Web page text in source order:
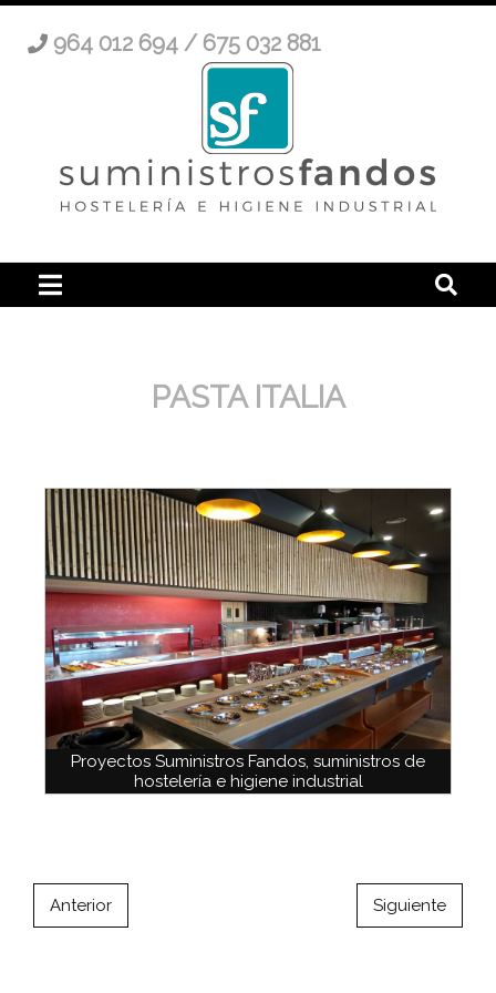
964 012 694 / 675 032 881
PASTA ITALIA
Proyectos Suministros Fandos, suministros de
hostelería e higiene industrial
Anterior Siguiente